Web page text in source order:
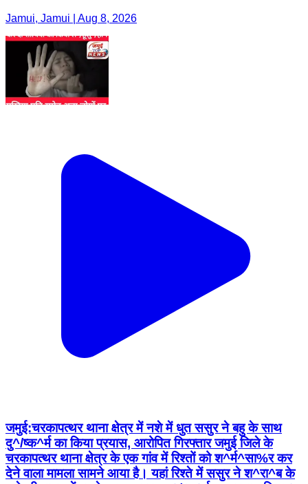
Jamui, Jamui | Aug 8, 2026
जमुई:चरकापत्थर थाना क्षेत्र में नशे में धुत ससुर ने बहु के साथ
दु^/ष्क^र्म का किया प्रयास, आरोपित गिरफ्तार जमुई जिले के
चरकापत्थर थाना क्षेत्र के एक गांव में रिश्तों को श^र्म^सा%र कर
देने वाला मामला सामने आया है। यहां रिश्ते में ससुर ने श^रा^ब के